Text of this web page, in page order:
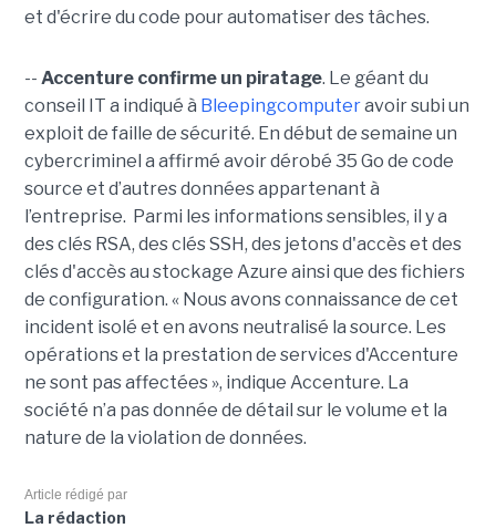
et d'écrire du code pour automatiser des tâches.
-- Accenture confirme un piratage. Le géant du
conseil IT a indiqué à Bleepingcomputeravoir subi un
exploit de faille de sécurité. En début de semaine un
cybercriminel a affirmé avoir dérobé 35 Go de code
source et d’autres données appartenant à
l’entreprise. Parmi les informations sensibles, il y a
des clés RSA, des clés SSH, des jetons d'accès et des
clés d'accès au stockage Azure ainsi que des fichiers
de configuration. « Nous avons connaissance de cet
incident isolé et en avons neutralisé la source. Les
opérations et la prestation de services d'Accenture
ne sont pas affectées », indique Accenture. La
société n’a pas donnée de détail sur le volume et la
nature de la violation de données.
Article rédigé par
La rédaction